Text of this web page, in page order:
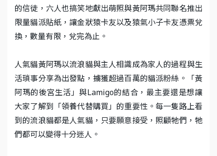
的信徒，六人也搞笑地獻出萌照與黃阿瑪共同聯名推出
限量貓派貼紙，讓金狀猿卡友以及猿氣小子卡友憑票兌
換，數量有限，兌完為止。
人氣貓黃阿瑪以流浪貓與主人相識成為家人的過程與生
活瑣事分享為出發點，擄獲超過百萬的貓派粉絲。「黃
阿瑪的後宮生活」與Lamigo的結合，最主要還是想讓
大家了解到「領養代替購買」的重要性。每一隻路上看
到的流浪貓都是人氣貓，只要願意接受，照顧牠們，牠
們都可以變得十分迷人。